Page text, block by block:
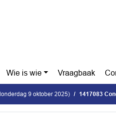
Wie is wie Vraagbaak
9 oktober 2025) 1417083